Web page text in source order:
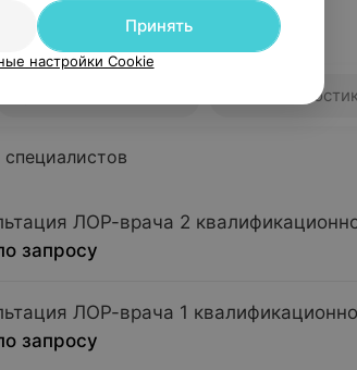
(ЛОР)
ЛОР-
ЛОР-врача 2
запросу
ЛОР-врача 1
запросу
Принять
настройки Cookie